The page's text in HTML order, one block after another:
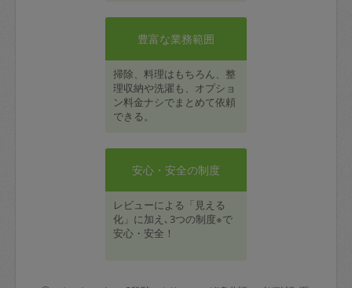
豊富な業務範囲
掃除、料理はもちろん、整
理収納や洗濯も、オプショ
ン料金ナシでまとめて依頼
できる。
安心・安全の制度
レビューによる「見える
化」に加え､3つの制度※で
安心・安全！